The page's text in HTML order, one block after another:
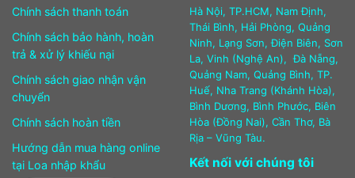
Chính sách thanh toán
Chính sách bảo hành, hoàn
trả & xử lý khiếu nại
Chính sách giao nhận vận
chuyển
Chính sách hoàn tiền
Hướng dẫn mua hàng online
tại Loa nhập khẩu
Hà Nội, TP.HCM, Nam Định,
Thái Bình, Hải Phòng, Quảng
Ninh, Lạng Sơn, Điện Biên, Sơn
La, Vinh (Nghệ An), Đà Nẵng,
Quảng Nam, Quảng Bình, TP.
Huế, Nha Trang (Khánh Hòa),
Bình Dương, Bình Phước, Biên
Hòa (Đồng Nai), Cần Thơ, Bà
Rịa – Vũng Tàu.
Kết nối với chúng tôi